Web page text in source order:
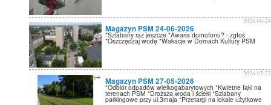
Magazyn PSM 24-06-2026
2026-06-24
*Szlabany raz jeszcze *Awaria domofonu? - zgłoś
*Oszczędzaj wodę *Wakacje w Domach Kultury PSM
Magazyn PSM 27-05-2026
2026-05-27
*Odbiór odpadów wielkogabarytowych *Kwietne łąki na
terenach PSM *Droższa woda i ścieki *Szlabany
parkingowe przy ul.3maja *Przetargi na lokale użytkowe